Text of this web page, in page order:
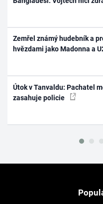
Zemřel známý hudebník a
hvězdami jako Madonna a
Útok v Tanvaldu: Pachatel
zasahuje policie